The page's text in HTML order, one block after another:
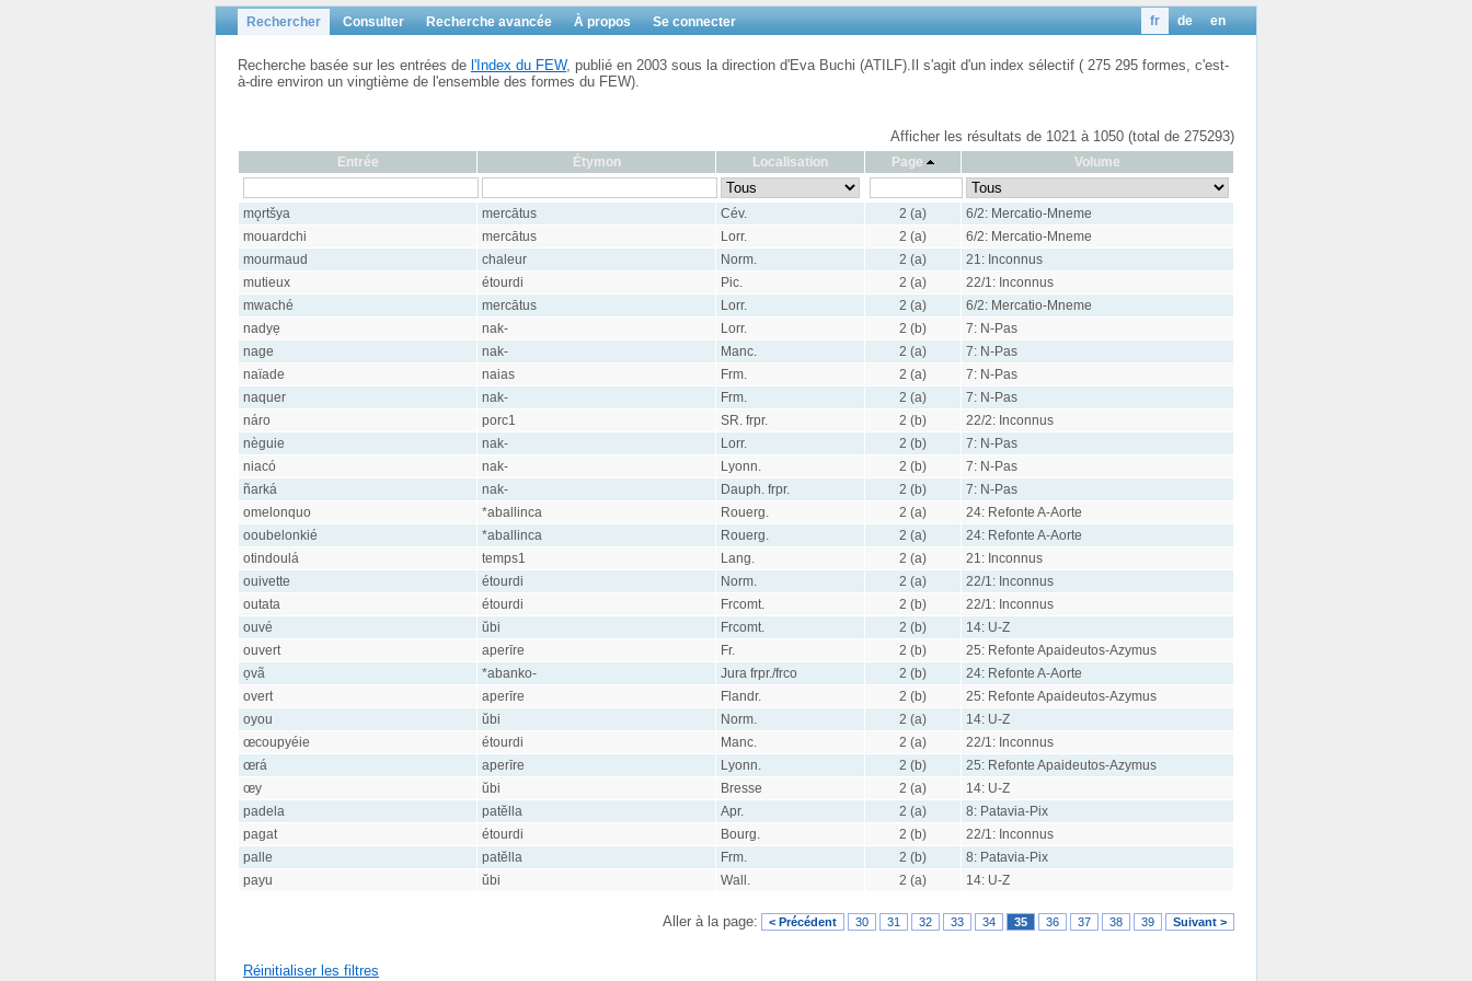
Rechercher Consulter Recherche avancée À propos Se connecter en
de
fr
Recherche basée sur les entrées de l'Index du FEW, publié en 2003 sous la direction d'Eva Buchi (ATILF).Il s'agit d'un index sélectif ( 275 295 formes, c'est-
à-dire environ un vingtième de l'ensemble des formes du FEW).
Afficher les résultats de 1021 à 1050 (total de 275293)
Entrée Étymon Localisation Page Volume
mǫrtšya mercātus Cév. 2 (a)
6/2: Mercatio-Mneme
mouardchi
mercātus Lorr. 2 (a)
6/2: Mercatio-Mneme
mourmaud
chaleur Norm. 2 (a)
21: Inconnus
mutieux
étourdi Pic. 2 (a)
22/1: Inconnus
mwaché
mercātus Lorr. 2 (a)
6/2: Mercatio-Mneme
nadyẹ
nak- Lorr. 2 (b)
7: N-Pas
nage
nak- Manc. 2 (a)
7: N-Pas
naïade
naias Frm. 2 (a)
7: N-Pas
naquer
nak- Frm. 2 (a)
7: N-Pas
náro
porc1 SR. frpr. 2 (b)
22/2: Inconnus
nèguie
nak- Lorr. 2 (b)
7: N-Pas
niacó
nak- Lyonn. 2 (b)
7: N-Pas
ñarká
nak- Dauph. frpr. 2 (b)
7: N-Pas
omelonquo
*aballinca Rouerg. 2 (a)
24: Refonte A-Aorte
ooubelonkié
*aballinca Rouerg. 2 (a)
24: Refonte A-Aorte
otindoulá
temps1 Lang. 2 (a)
21: Inconnus
ouivette
étourdi Norm. 2 (a)
22/1: Inconnus
outata
étourdi Frcomt. 2 (b)
22/1: Inconnus
ouvé
ŭbi Frcomt. 2 (b)
14: U-Z
ouvert
aperīre Fr. 2 (b)
25: Refonte Apaideutos-Azymus
ọvã
*abanko- Jura frpr./frco 2 (b)
24: Refonte A-Aorte
overt
aperīre Flandr. 2 (b)
25: Refonte Apaideutos-Azymus
oyou
ŭbi Norm. 2 (a)
14: U-Z
œcoupyéie
étourdi Manc. 2 (a)
22/1: Inconnus
œrá
aperīre Lyonn. 2 (b)
25: Refonte Apaideutos-Azymus
œy
ŭbi Bresse 2 (a)
14: U-Z
padela
patĕlla Apr. 2 (a)
8: Patavia-Pix
pagat
étourdi Bourg. 2 (b)
22/1: Inconnus
palle
patĕlla Frm. 2 (b)
8: Patavia-Pix
payu
ŭbi Wall. 2 (a) 14: U-Z
Aller à la page: < Précédent 30 31 32 33 34 35 36 37 38 39 Suivant >
Réinitialiser les filtres